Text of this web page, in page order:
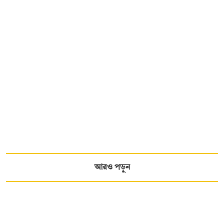
আরও পড়ুন